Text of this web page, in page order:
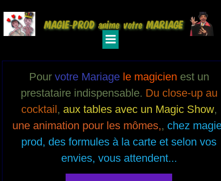
Pour votre Mariagele magicien est un
prestataire indispensable. Du close-up au
cocktail , aux tables avec un Magic Show,
une animation pour les mômes,, chez
prod, des formules à la carte et selon vos
envies, vous attendent...